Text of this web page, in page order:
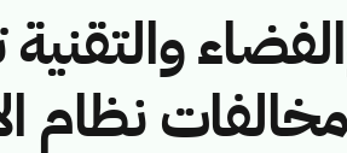
والتقنية
نظام